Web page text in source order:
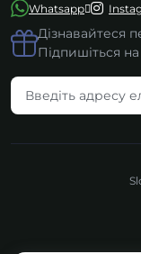
Whatsapp
Дізнавайтеся
Підпишіться